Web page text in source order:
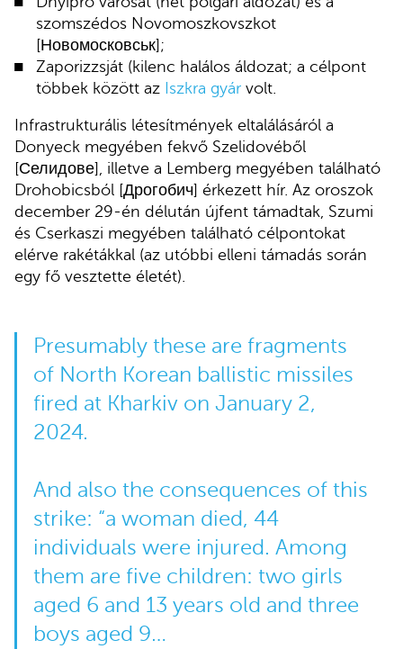
szomszédos Novomoszkovszkot
[Новомосковськ];
Zaporizzsját (kilenc halálos áldozat; a célpont
többek között az Iszkra gyár volt.
Infrastrukturális létesítmények eltalálásáról a
Donyeck megyében fekvő Szelidovéből
[Селидове], illetve a Lemberg megyében található
Drohobicsból [Дрогобич] érkezett hír. Az oroszok
december 29-én délután újfent támadtak, Szumi
és Cserkaszi megyében található célpontokat
elérve rakétákkal (az utóbbi elleni támadás során
egy fő vesztette életét).
Presumably these are fragments
of North Korean ballistic missiles
fired at Kharkiv on January 2,
2024.
And also the consequences of this
strike: “a woman died, 44
individuals were injured. Among
them are five children: two girls
aged 6 and 13 years old and three
boys aged 9…